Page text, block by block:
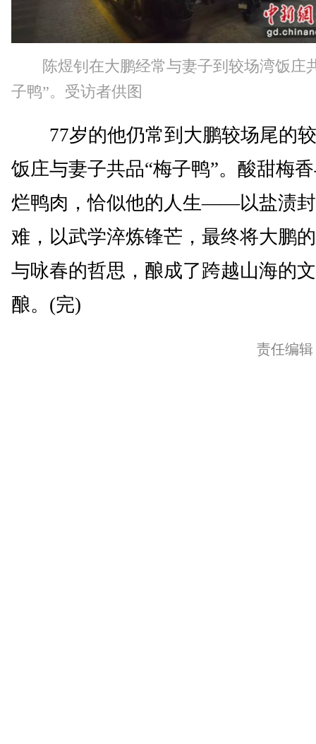
陈煜钊在大鹏经常与妻子到较场湾饭庄
子鸭”。受访者供图
77岁的他仍常到大鹏较场尾的
饭庄与妻子共品“梅子鸭”。酸甜梅
烂鸭肉，恰似他的人生——以盐渍
难，以武学淬炼锋芒，最终将大鹏
与咏春的哲思，酿成了跨越山海的
酿。(完)
责任编